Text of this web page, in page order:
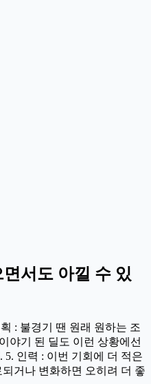
서도 아낄 수 있
: 불경기 땐 원래 원하는 조
야기 된 딜도 이런 상황에선
인력 : 이번 기회에 더 적은
거나 변화하면 오히려 더 좋